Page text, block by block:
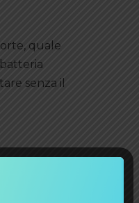
quale
senza il